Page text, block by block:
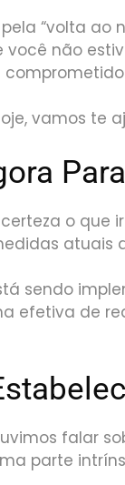
“volta ao
você não
vamos te
o que
atuais
sendo
efetiva de
falar
parte